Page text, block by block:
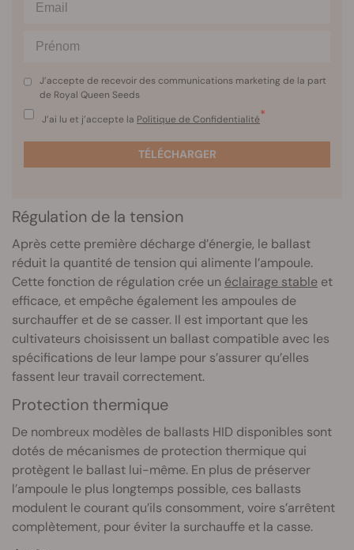
J’accepte de recevoir des communications marketing de la part
de Royal Queen Seeds
J’ai lu et j’accepte la Politique de Confidentialité*
TÉLÉCHARGER
Régulation de la tension
Après cette première décharge d’énergie, le ballast
réduit la quantité de tension qui alimente l’ampoule.
Cette fonction de régulation crée un éclairage stable et
efficace, et empêche également les ampoules de
surchauffer et de se casser. Il est important que les
cultivateurs choisissent un ballast compatible avec les
spécifications de leur lampe pour s’assurer qu’elles
fassent leur travail correctement.
Protection thermique
De nombreux modèles de ballasts HID disponibles sont
dotés de mécanismes de protection thermique qui
protègent le ballast lui-même. En plus de préserver
l’ampoule le plus longtemps possible, ces ballasts
modulent le courant qu’ils consomment, voire s’arrêtent
complètement, pour éviter la surchauffe et la casse.